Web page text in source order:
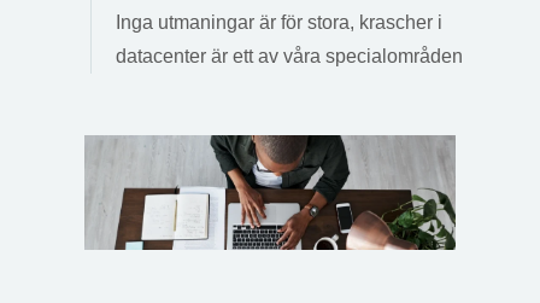
Inga utmaningar är för stora, krascher i
datacenter är ett av våra specialområden